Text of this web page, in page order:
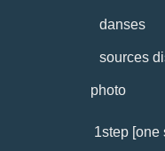
danses
sources
photo
1step [one